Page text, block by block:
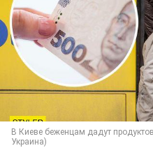
В Киеве беженцам дадут
Украина)